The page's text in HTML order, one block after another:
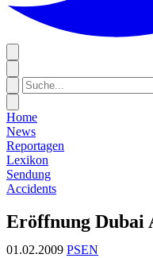
Home
News
Reportagen
Lexikon
Sendung
Accidents
Eröffnung Dubai
01.02.2009 PSEN